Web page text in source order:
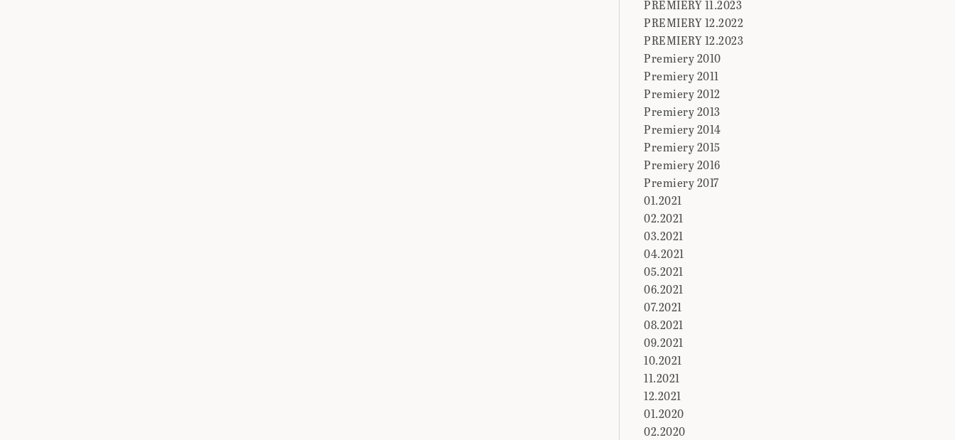
PREMIERY 11.2023
PREMIERY 12.2022
PREMIERY 12.2023
Premiery 2010
Premiery 2011
Premiery 2012
Premiery 2013
Premiery 2014
Premiery 2015
Premiery 2016
Premiery 2017
01.2021
02.2021
03.2021
04.2021
05.2021
06.2021
07.2021
08.2021
09.2021
10.2021
11.2021
12.2021
01.2020
02.2020